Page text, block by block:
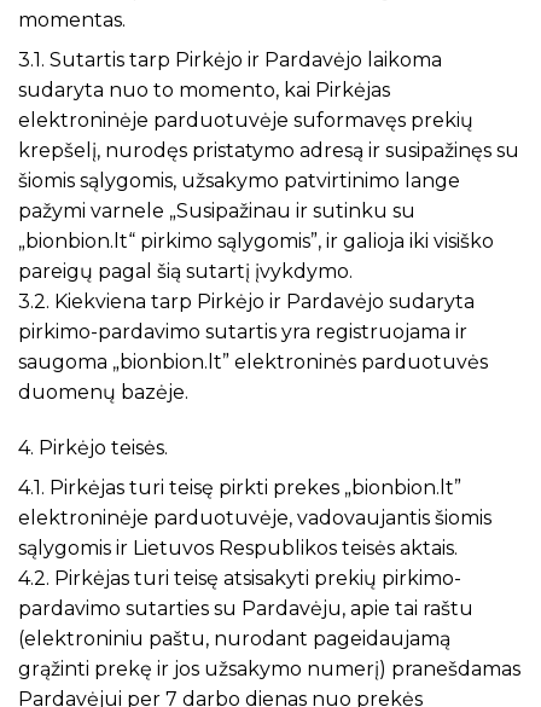
momentas.
3.1. Sutartis tarp Pirkėjo ir Pardavėjo laikoma
sudaryta nuo to momento, kai Pirkėjas
elektroninėje parduotuvėje suformavęs prekių
krepšelį, nurodęs pristatymo adresą ir susipažinęs su
šiomis sąlygomis, užsakymo patvirtinimo lange
pažymi varnele „Susipažinau ir sutinku su
„bionbion.lt“ pirkimo sąlygomis”, ir galioja iki visiško
pareigų pagal šią sutartį įvykdymo.
3.2. Kiekviena tarp Pirkėjo ir Pardavėjo sudaryta
pirkimo-pardavimo sutartis yra registruojama ir
saugoma „bionbion.lt” elektroninės parduotuvės
duomenų bazėje.
4. Pirkėjo teisės.
4.1. Pirkėjas turi teisę pirkti prekes „bionbion.lt”
elektroninėje parduotuvėje, vadovaujantis šiomis
sąlygomis ir Lietuvos Respublikos teisės aktais.
4.2. Pirkėjas turi teisę atsisakyti prekių pirkimo-
pardavimo sutarties su Pardavėju, apie tai raštu
(elektroniniu paštu, nurodant pageidaujamą
grąžinti prekę ir jos užsakymo numerį) pranešdamas
Pardavėjui per 7 darbo dienas nuo prekės